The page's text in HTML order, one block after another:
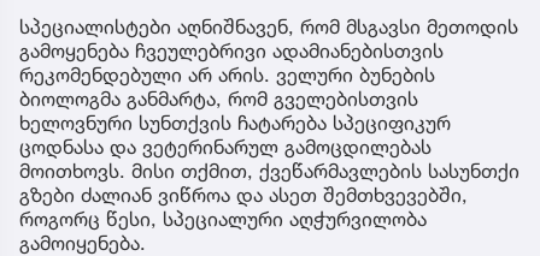
სპეციალისტები აღნიშნავენ, რომ მსგავსი მეთოდის
გამოყენება ჩვეულებრივი ადამიანებისთვის
რეკომენდებული არ არის. ველური ბუნების
ბიოლოგმა განმარტა, რომ გველებისთვის
ხელოვნური სუნთქვის ჩატარება სპეციფიკურ
ცოდნასა და ვეტერინარულ გამოცდილებას
მოითხოვს. მისი თქმით, ქვეწარმავლების სასუნთქი
გზები ძალიან ვიწროა და ასეთ შემთხვევებში,
როგორც წესი, სპეციალური აღჭურვილობა
გამოიყენება.